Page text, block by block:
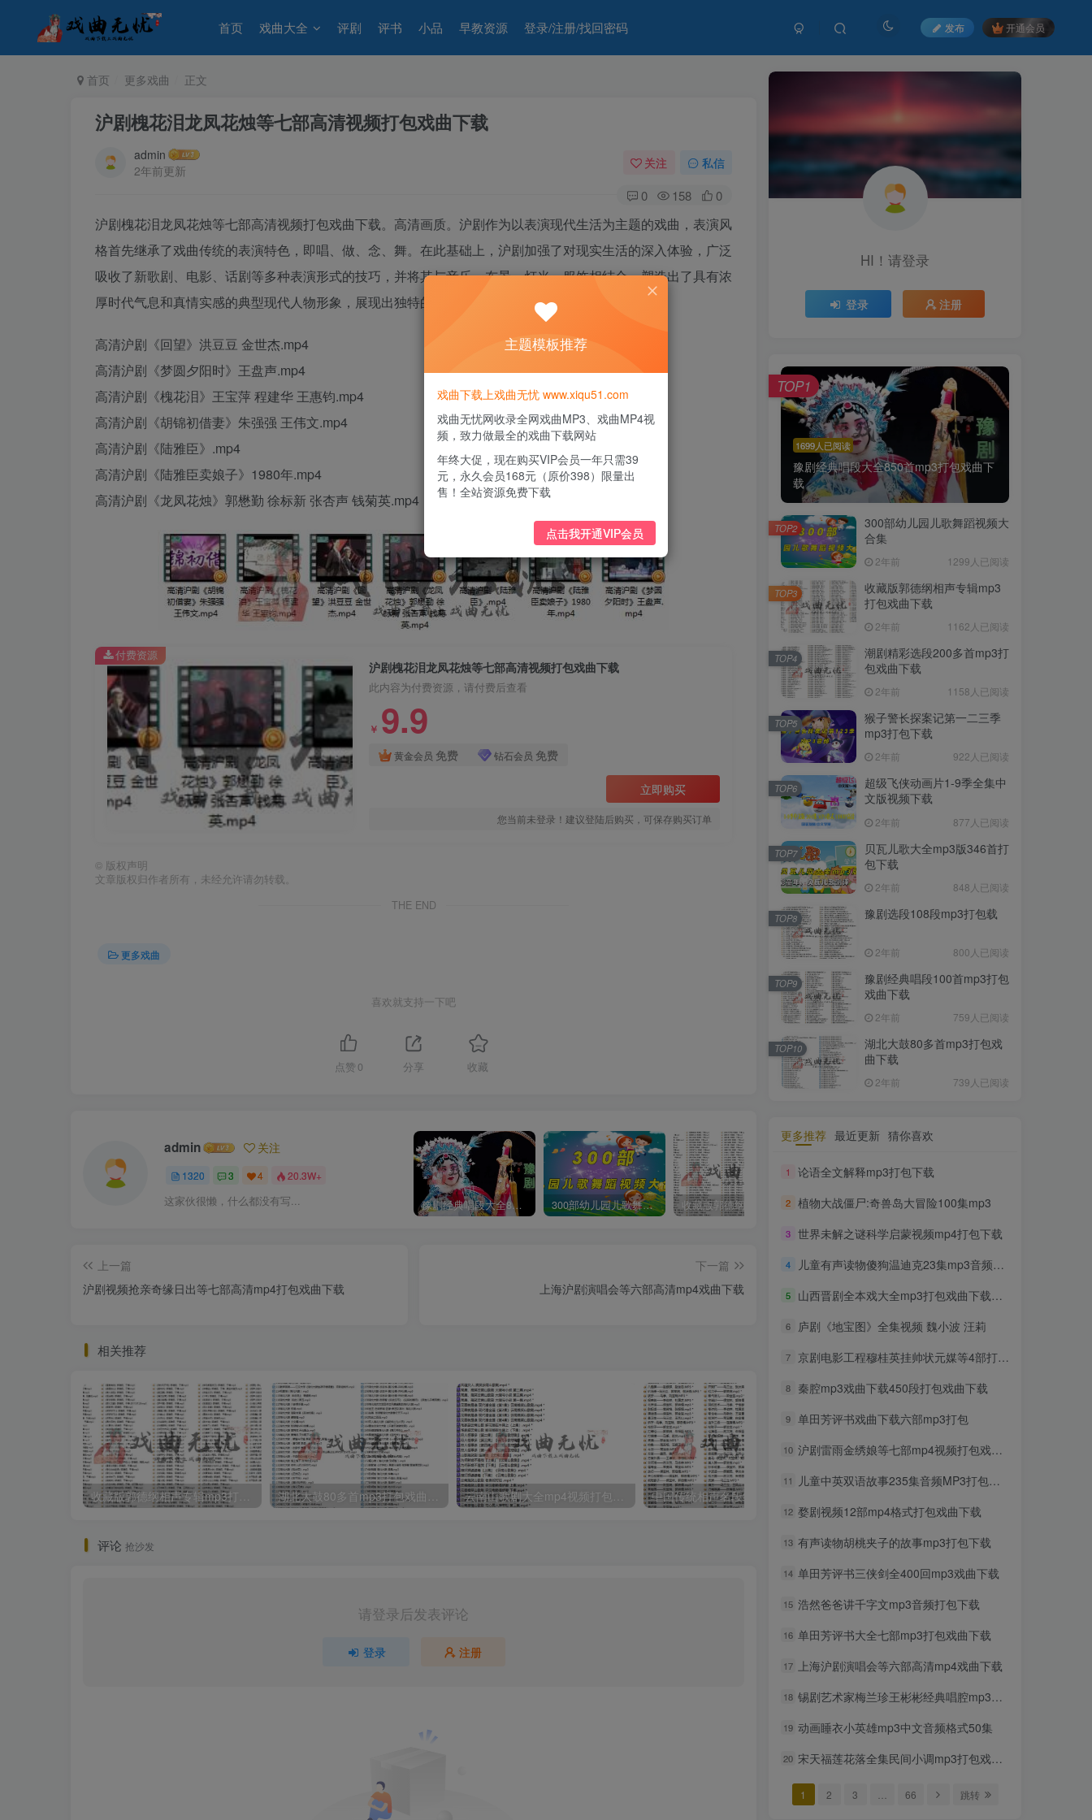
首页 戏曲大全 评剧 评书 小品 早教资源 登录/注册/找回密码 发布 开通会员
首页 更多戏曲 正文
沪剧槐花泪龙凤花烛等七部高清视频打包戏曲下载
admin
2年前更新
关注 私信
0 158 0
沪剧槐花泪龙凤花烛等七部高清视频打包戏曲下载。高清画质。沪剧作为以表演现代生活为主题的戏曲，表演风
格首先继承了戏曲传统的表演特色，即唱、做、念、舞。在此基础上，沪剧加强了对现实生活的深入体验，广泛
吸收了新歌剧、电影、话剧等多种表演形式的技巧，并将其与音乐、布景、灯光、服饰相结合，塑造出了具有浓
厚时代气息和真情实感的典型现代人物形象，展现出独特的艺术魅力。
高清沪剧《回望》洪豆豆 金世杰.mp4
高清沪剧《梦圆夕阳时》王盘声.mp4
高清沪剧《槐花泪》王宝萍 程建华 王惠钧.mp4
高清沪剧《胡锦初借妻》朱强强 王伟文.mp4
高清沪剧《陆雅臣》.mp4
高清沪剧《陆雅臣卖娘子》1980年.mp4
高清沪剧《龙凤花烛》郭懋勤 徐标新 张杏声 钱菊英.mp4
沪剧槐花泪龙凤花烛等七部高清视频打包戏曲下载
此内容为付费资源，请付费后查看
￥ 9.9
黄金会员 免费 钻石会员 免费
立即购买
您当前未登录！建议登陆后购买，可保存购买订单
付费资源
© 版权声明
文章版权归作者所有，未经允许请勿转载。
THE END
更多戏曲
喜欢就支持一下吧
点赞 0 分享 收藏
admin 关注
1320 3 4 20.3W+
这家伙很懒，什么都没有写... 豫剧经典唱段大全850首mp3打包戏曲下载 300部幼儿园儿歌舞蹈视频大合集 收藏版郭德纲相声专辑mp3打包戏曲下载 潮剧精彩选段200多首mp3打包戏曲下载
上一篇
沪剧视频抢亲奇缘日出等七部高清mp4打包戏曲下载
下一篇
上海沪剧演唱会等六部高清mp4戏曲下载
相关推荐
评论 抢沙发
请登录后发表评论
登录 注册
HI！请登录
登录 注册
1699人已阅读
豫剧经典唱段大全850首mp3打包戏曲下
载
TOP1
300部幼儿园儿歌舞蹈视频大
合集
2年前 1299人已阅读
TOP2
收藏版郭德纲相声专辑mp3
打包戏曲下载
2年前 1162人已阅读
TOP3
潮剧精彩选段200多首mp3打
包戏曲下载
2年前 1158人已阅读
TOP4
猴子警长探案记第一二三季
mp3打包下载
2年前 922人已阅读
TOP5
超级飞侠动画片1-9季全集中
文版视频下载
2年前 877人已阅读
TOP6
贝瓦儿歌大全mp3版346首打
包下载
2年前 848人已阅读
TOP7
豫剧选段108段mp3打包载
2年前 800人已阅读
TOP8
豫剧经典唱段100首mp3打包
戏曲下载
2年前 759人已阅读
TOP9
湖北大鼓80多首mp3打包戏
曲下载
2年前 739人已阅读
TOP10
更多推荐 最近更新 猜你喜欢
1 论语全文解释mp3打包下载
2 植物大战僵尸:奇兽岛大冒险100集mp3
3 世界未解之谜科学启蒙视频mp4打包下载
4 儿童有声读物傻狗温迪克23集mp3音频打包下载
5 山西晋剧全本戏大全mp3打包戏曲下载第四辑
6 庐剧《地宝图》全集视频 魏小波 汪莉
7 京剧电影工程穆桂英挂帅状元媒等4部打包戏曲下载
8 秦腔mp3戏曲下载450段打包戏曲下载
9 单田芳评书戏曲下载六部mp3打包
10 沪剧雷雨金绣娘等七部mp4视频打包戏曲下载
11 儿童中英双语故事235集音频MP3打包下载
12 婺剧视频12部mp4格式打包戏曲下载
13 有声读物胡桃夹子的故事mp3打包下载
14 单田芳评书三侠剑全400回mp3戏曲下载
15 浩然爸爸讲千字文mp3音频打包下载
16 单田芳评书大全七部mp3打包戏曲下载
17 上海沪剧演唱会等六部高清mp4戏曲下载
18 锡剧艺术家梅兰珍王彬彬经典唱腔mp3戏曲下载
19 动画睡衣小英雄mp3中文音频格式50集
20 宋天福莲花落全集民间小调mp3打包戏曲下载
1 2 3 66 跳转
主题模板推荐
戏曲下载上戏曲无忧 www.xiqu51.com
戏曲无忧网收录全网戏曲MP3、戏曲MP4视
频，致力做最全的戏曲下载网站
年终大促，现在购买VIP会员一年只需39
元，永久会员168元（原价398）限量出
售！全站资源免费下载
点击我开通VIP会员